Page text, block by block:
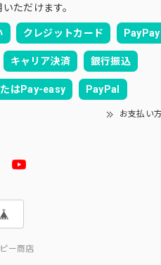
ただけます。
クレジットカード PayPay
キャリア決済 銀行振込
はPay-easy PayPal
お支払い
ー商店